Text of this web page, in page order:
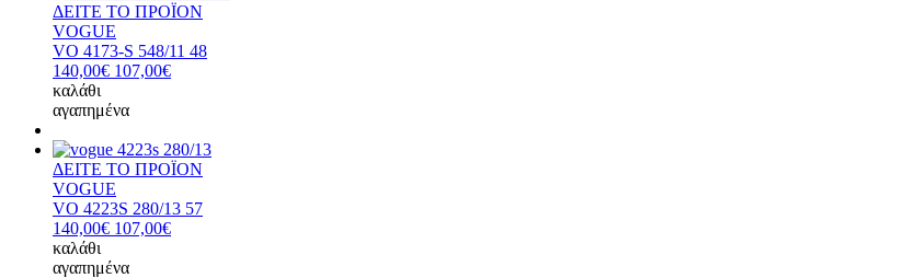
ΔΕΙΤΕ ΤΟ ΠΡΟΪΟΝ
VOGUE
VO 4173-S 548/11 48
140,00€ 107,00€
καλάθι
αγαπημένα
ΔΕΙΤΕ ΤΟ ΠΡΟΪΟΝ
VOGUE
VO 4223S 280/13 57
140,00€ 107,00€
καλάθι
αγαπημένα